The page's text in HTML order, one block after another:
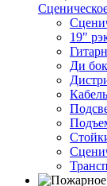
19"
Ди